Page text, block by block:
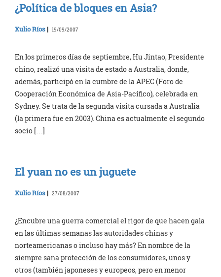
¿Política de bloques en Asia?
Xulio Ríos | 19/09/2007
En los primeros días de septiembre, Hu Jintao, Presidente
chino, realizó una visita de estado a Australia, donde,
además, participó en la cumbre de la APEC (Foro de
Cooperación Económica de Asia-Pacífico), celebrada en
Sydney. Se trata de la segunda visita cursada a Australia
(la primera fue en 2003). China es actualmente el segundo
socio […]
El yuan no es un juguete
Xulio Ríos | 27/08/2007
¿Encubre una guerra comercial el rigor de que hacen gala
en las últimas semanas las autoridades chinas y
norteamericanas o incluso hay más? En nombre de la
siempre sana protección de los consumidores, unos y
otros (también japoneses y europeos, pero en menor